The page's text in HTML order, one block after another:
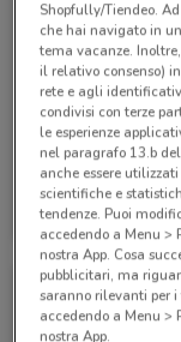
Alpitour
Scade il 31/10
Shopfully/Tiendeo.
che hai navigato in
tema vacanze.
il relativo consenso)
rete e agli
condivisi con terze
le esperienze
nel paragrafo 13.b
anche essere
scientifiche e
tendenze. Puoi
accedendo a Menu >
nostra App. Cosa
pubblicitari, ma
saranno rilevanti per
accedendo a Menu >
nostra App.